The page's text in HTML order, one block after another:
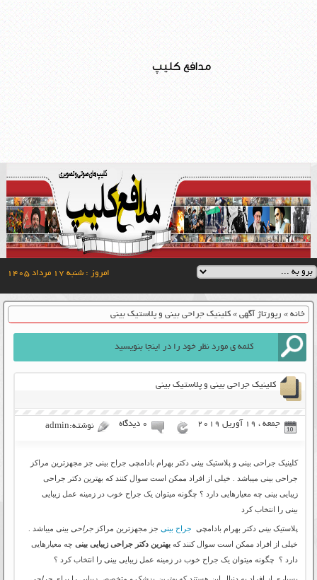
مدافع کلیپ
امروز : شنبه ۱۷ مرداد ۱۴۰۵
خانه» رپورتاژ آگهی» کلینیک جراحی بینی و پلاستیک بینی
کلینیک جراحی بینی و پلاستیک بینی
جمعه ، 19 آوریل 2019 ۰ دیدگاه نوشته:admin
کلینیک جراحی بینی و پلاستیک بینی دکتر بهرام بادامچی جراح بینی جز مجهزترین مراکز
جراحی بینی میباشد . خیلی از افراد ممکن است سوال کنند که بهترین دکتر جراحی
زیبایی بینی چه معیارهایی دارد ؟ چگونه میتوان یک جراح خوب در زمینه عمل زیبایی
بینی را انتخاب کرد
پلاستیکبینی دکتر بهرام بادامچی جراح بینی جز مجهزترین مراکزجراحی بینی میباشد .
خیلی از افراد ممکن است سوال کنند کهبهترین دکتر جراحی زیبایی بینی چه معیارهایی
دارد ؟ چگونه میتوان یک جراح خوب در زمینه عمل زیبایی بینی را انتخاب کرد ؟